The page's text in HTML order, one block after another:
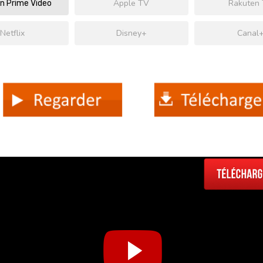
Prime Video Apple TV Rakuten
Netflix Disney+